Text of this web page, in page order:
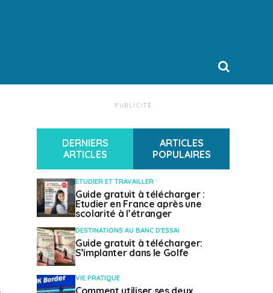
PUBLICITÉ
DERNIERS
ARTICLES
ARTICLES
POPULAIRES
ETUDIER ET TRAVAILLER
Guide gratuit à télécharger :
Etudier en France après une
scolarité à l’étranger
DESTINATIONS AU BANC D'ESSAI
Guide gratuit à télécharger:
S’implanter dans le Golfe
VIE PRATIQUE
Comment utiliser ses deux